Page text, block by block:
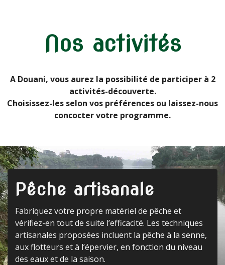
Nos activités
A Douani, vous aurez la possibilité de participer à 2
activités-découverte.
Choisissez-les selon vos préférences ou laissez-nous
concocter votre programme.
Pêche artisanale
Fabriquez votre propre matériel de pêche et
vérifiez-en tout de suite l’efficacité. Les techniques
artisanales proposées incluent la pêche à la senne,
aux flotteurs et à l’épervier, en fonction du niveau
des eaux et de la saison.